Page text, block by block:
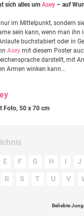
sich alles um Asey – auf
im Mittelpunkt, sondern
sein kann, wenn man ihn
buchstabiert oder in
Asey mit diesem Poster
darstellt, mit
Armen winken kann...
Foto, 50 x 70 cm
E F G H I J
R S T U V
Beliebte